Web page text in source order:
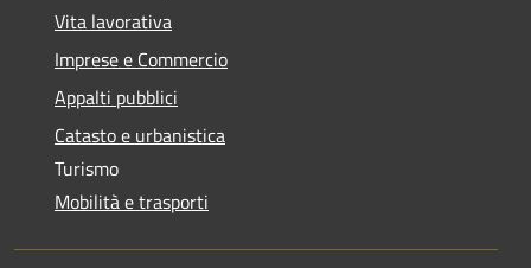
Vita lavorativa
Imprese e Commercio
Appalti pubblici
Catasto e urbanistica
Turismo
Mobilità e trasporti